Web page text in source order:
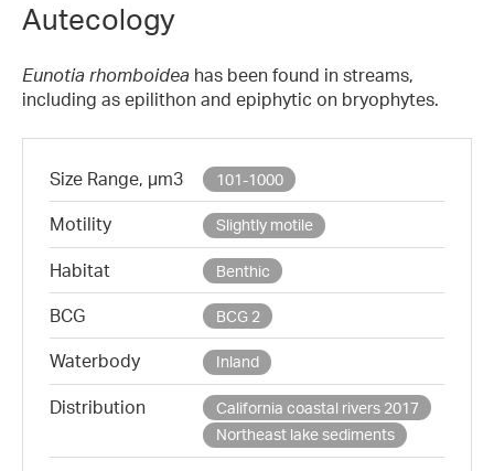
Autecology
Eunotia rhomboidea has been found in streams,
including as epilithon and epiphytic on bryophytes.
Size Range, µm3 101-1000
Motility Slightly motile
Habitat Benthic
BCG BCG 2
Waterbody Inland
Distribution
California coastal rivers 2017
Northeast lake sediments